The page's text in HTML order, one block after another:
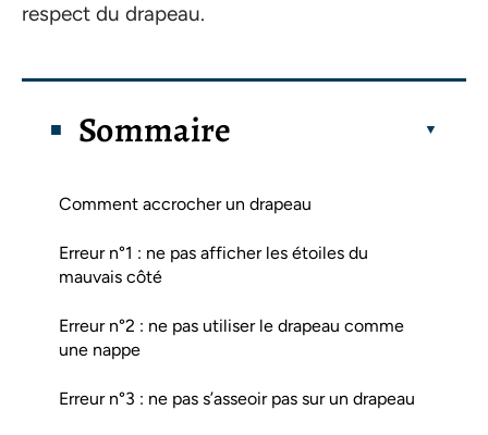
respect du drapeau.
Sommaire
Comment accrocher un drapeau
Erreur n°1 : ne pas afficher les étoiles du
mauvais côté
Erreur n°2 : ne pas utiliser le drapeau comme
une nappe
Erreur n°3 : ne pas s’asseoir pas sur un drapeau